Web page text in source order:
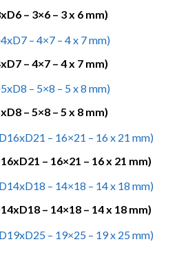
– 3×6 – 3 x 6 mm)
– 4×7 – 4 x 7 mm)
– 5×8 – 5 x 8 mm)
– 16×21 – 16 x 21 mm)
– 14×18 – 14 x 18 mm)